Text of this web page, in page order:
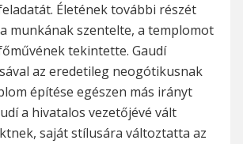
Életének további részét
munkának szentelte, a templomot
tekintette. Gaudí
az eredetileg neogótikusnak
építése egészen más irányt
a hivatalos vezetőjévé vált
saját stílusára változtatta az